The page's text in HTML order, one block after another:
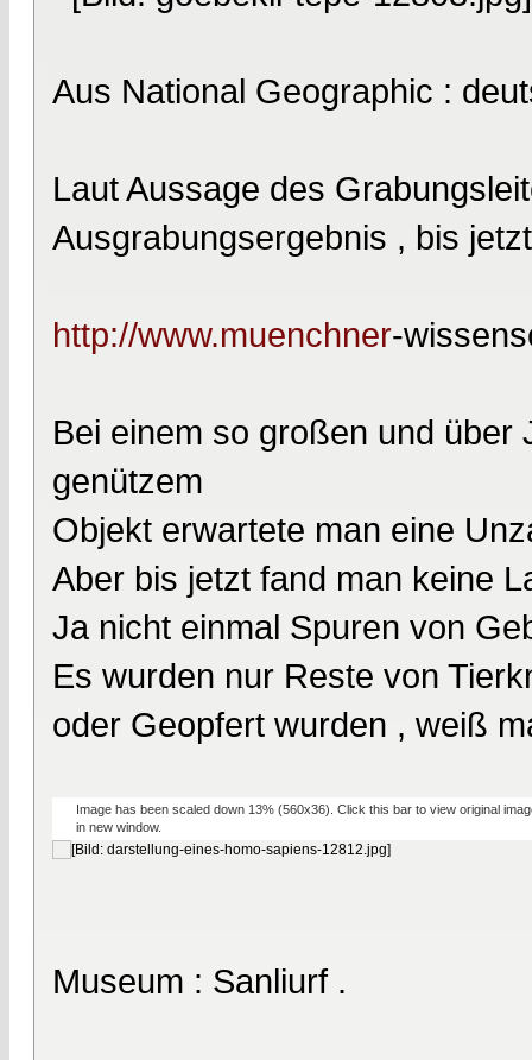
Aus National Geographic :
Laut Aussage des
Ausgrabungsergebnis , bis
http://www.muenchner-
Bei einem so großen und
genützem
Objekt erwartete man eine
Aber bis jetzt fand man keine
Ja nicht einmal Spuren von
Es wurden nur Reste von
oder Geopfert wurden , weiß
Image has been scaled down 13% (560x36). Click this bar to view original
in new window.
Museum : Sanliurf .